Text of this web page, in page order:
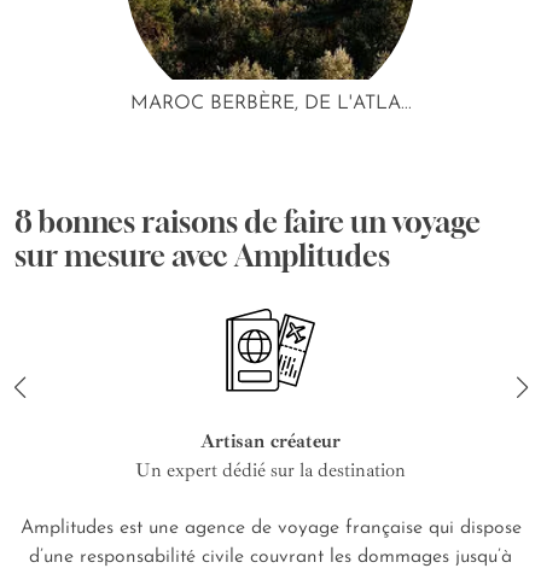
MAROC BERBÈRE, DE L'ATLA...
8 bonnes raisons de faire un voyage
sur mesure avec Amplitudes
Artisan créateur
Un expert dédié sur la destination
Amplitudes est une agence de voyage française qui dispose
d’une responsabilité civile couvrant les dommages jusqu’à